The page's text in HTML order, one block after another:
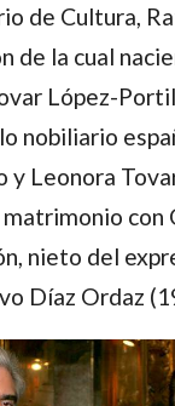
de Cultura,
de la cual
López-
nobiliario
y Leonora
con
, nieto del
Díaz Ordaz